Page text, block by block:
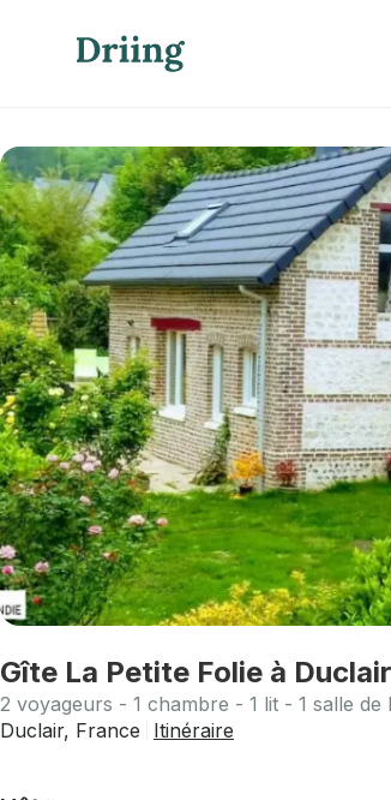
Gîte La Petite Folie à
2 voyageurs - 1 chambre - 1 lit - 1 salle de
Duclair, France
Itinéraire